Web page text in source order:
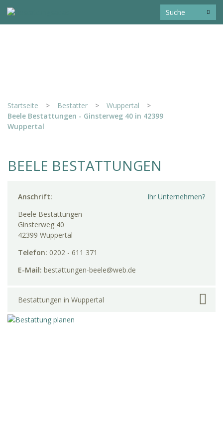
Startseite > Bestatter > Wuppertal
>
Beele Bestattungen - Ginsterweg 40 in 42399
Wuppertal
BEELE BESTATTUNGEN
Ihr Unternehmen?
Anschrift:
Beele Bestattungen
Ginsterweg 40
42399 Wuppertal
Telefon: 0202 - 611 371
E-Mail: bestattungen-beele@web.de
Bestattungen in Wuppertal